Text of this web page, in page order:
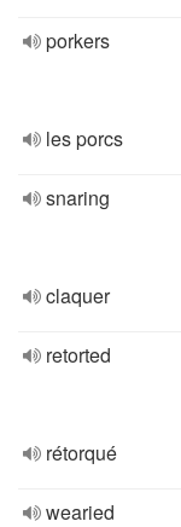
porkers
les porcs
snaring
claquer
retorted
rétorqué
wearied